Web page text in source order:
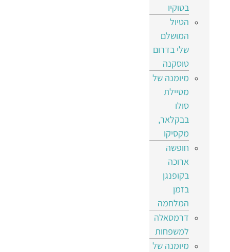
בטוקיו
הטיול
המושלם
שלי בדרום
טוסקנה
מיומנה של
מטיילת
סולו
בבקלאר,
מקסיקו
חופשה
ארוכה
בקופנגן
בזמן
המלחמה
דרמסאלה
למשפחות
מיומנה של